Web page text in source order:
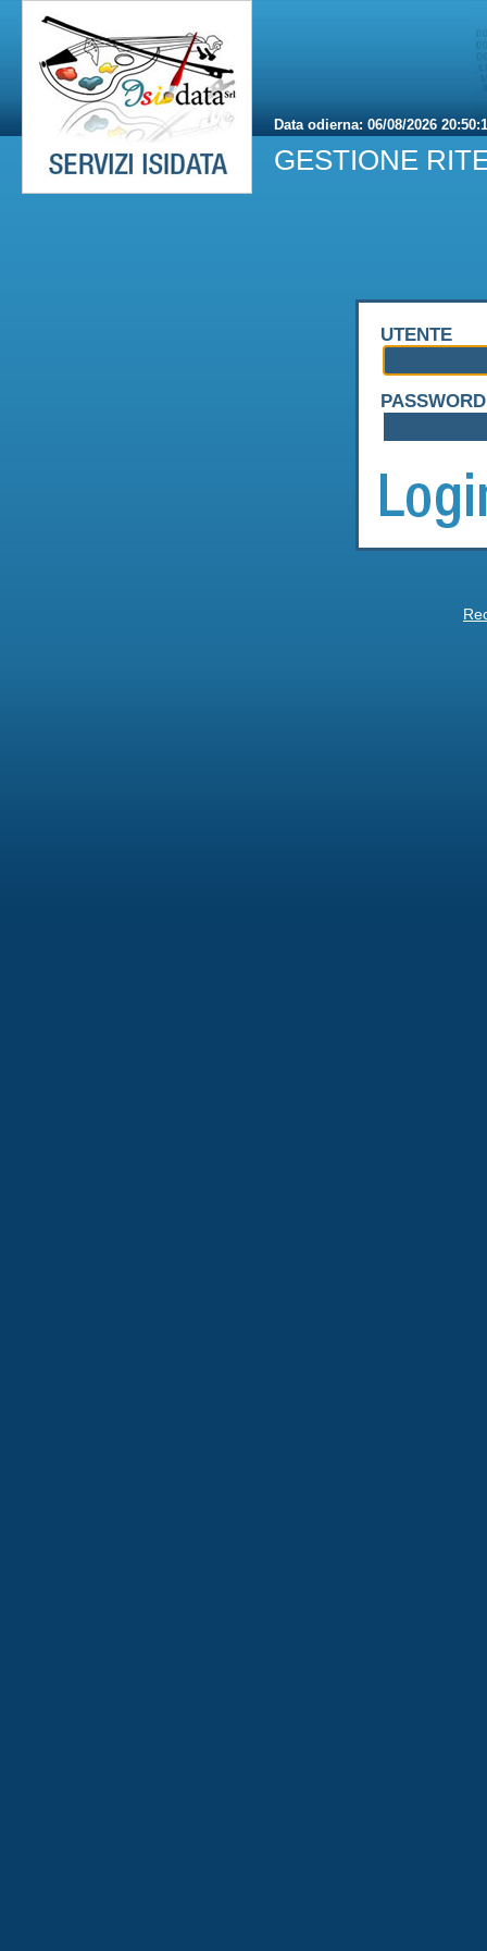
Data odierna: 06/08/2026
GESTIONE
UTENTE
PASSWORD